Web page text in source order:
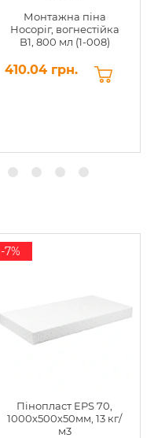
Монтажна піна
Носоріг, вогнестійка
B1, 800 мл (1-008)
410.04 грн.
Пінопласт EPS 70,
1000х500х50мм, 13 кг/
м3
-7%